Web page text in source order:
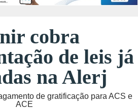
cobra
de leis já
na Alerj
de gratificação para ACS e
ACE